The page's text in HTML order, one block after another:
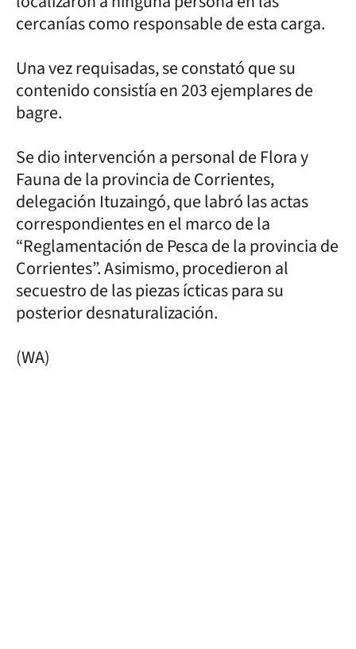
cercanías como responsable de esta carga.
Una vez requisadas, se constató que su
contenido consistía en 203 ejemplares de
bagre.
Se dio intervención a personal de Flora y
Fauna de la provincia de Corrientes,
delegación Ituzaingó, que labró las actas
correspondientes en el marco de la
“Reglamentación de Pesca de la provincia de
Corrientes”. Asimismo, procedieron al
secuestro de las piezas ícticas para su
posterior desnaturalización.
(WA)